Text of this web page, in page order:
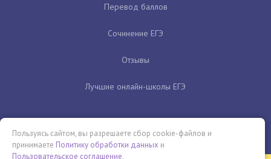
Перевод баллов
Сочинение ЕГЭ
Отзывы
Лучшие онлайн-школы ЕГЭ
Пользуясь сайтом, вы разрешаете сбор cookie-файлов и
принимаете Политику обработки данных и
Пользовательское соглашение.